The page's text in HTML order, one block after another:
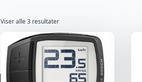
Viser alle 3 resultater